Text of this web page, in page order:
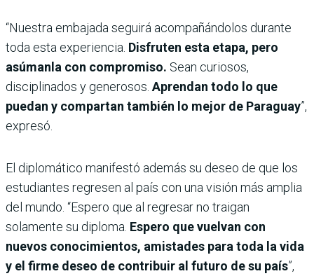
“Nuestra embajada seguirá acompañándolos durante
toda esta experiencia. Disfruten esta etapa, pero
asúmanla con compromiso. Sean curiosos,
disciplinados y generosos. Aprendan todo lo que
puedan y compartan también lo mejor de Paraguay”,
expresó.
El diplomático manifestó además su deseo de que los
estudiantes regresen al país con una visión más amplia
del mundo. “Espero que al regresar no traigan
solamente su diploma. Espero que vuelvan con
nuevos conocimientos, amistades para toda la vida
y el firme deseo de contribuir al futuro de su país”,